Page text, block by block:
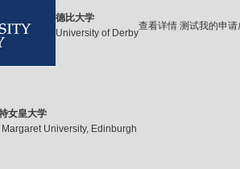
德比大学
University of Derby
查看详情 测试我的申请
女皇大学
University, Edinburgh